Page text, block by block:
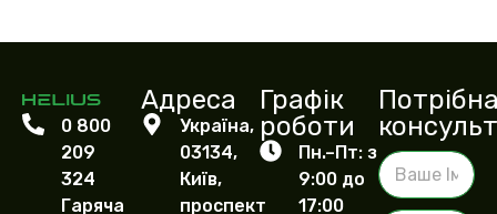
0 800
209
324
Гаряча
Адреса
Україна,
03134,
Київ,
проспект
Графік
роботи
Пн.–Пт: з
9:00 до
17:00
В
а
ш